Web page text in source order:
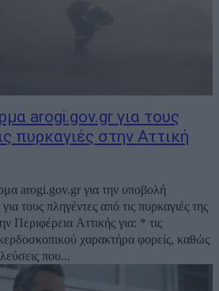
arogi.gov.gr για τους
πυρκαγιές στην Αττική
arogi.gov.gr για την υποβολή
τους πληγέντες από τις πυρκαγιές της
Περιφέρεια Αττικής για: * τις
κερδοσκοπικού χαρακτήρα φορείς, καθώς
που...